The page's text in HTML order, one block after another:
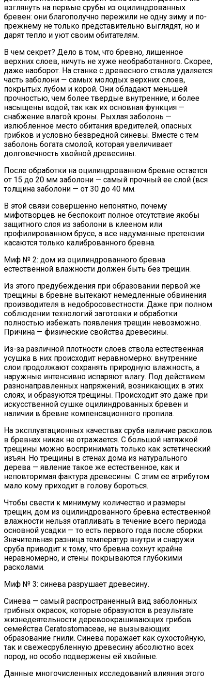
взглянуть на первые срубы из оцилиндрованных
бревен: они благополучно пережили не одну зиму и по-
прежнему не только представительно выглядят, но и
дарят тепло и уют своим обитателям.
В чем секрет? Дело в том, что бревно, лишенное
верхних слоев, ничуть не хуже необработанного. Скорее,
даже наоборот. На станке с древесного ствола удаляется
часть заболони — самых молодых верхних слоев,
покрытых лубом и корой. Они обладают меньшей
прочностью, чем более твердые внутренние, и более
насыщены водой, так как их основная функция —
снабжение влагой кроны. Рыхлая заболонь —
излюбленное место обитания вредителей, опасных
грибков и условно безвредной синевы. Вместе с тем
заболонь богата смолой, которая увеличивает
долговечность хвойной древесины.
После обработки на оцилиндрованном бревне остается
от 15 до 20 мм заболони — самый прочный ее слой (вся
толщина заболони — от 30 до 40 мм.
В этой связи совершенно непонятно, почему
мифотворцев не беспокоит полное отсутствие якобы
защитного слоя из заболони в клееном или
профилированном брусе, а все надуманные претензии
касаются только калиброванного бревна.
Миф № 2: дом из оцилиндрованного бревна
естественной влажности должен быть без трещин.
Из этого предубеждения при образовании первой же
трещины в бревне вытекают немедленные обвинения
производителя в недобросовестности. Даже при полном
соблюдении технологий заготовки и обработки
полностью избежать появления трещин невозможно.
Причина — физические свойства древесины.
Из-за различной плотности слоев ствола естественная
усушка в них происходит неравномерно: внутренние
слои продолжают сохранять природную влажность, а
наружные интенсивно испаряют влагу. Под действием
разнонаправленных напряжений, возникающих в этих
слоях, и образуются трещины. Происходит это даже при
искусственной сушке оцилиндрованных бревен и
наличии в бревне компенсационного пропила.
На эксплуатационных качествах сруба наличие расколов
в бревнах никак не отражается. С большой натяжкой
трещины можно воспринимать только как эстетический
изъян. Но трещины в стенах дома из натурального
дерева — явление такое же естественное, как и
неповторимая фактура древесины. С этим ее атрибутом
мало кому приходит в голову бороться.
Чтобы свести к минимуму количество и размеры
трещин, дом из оцилиндрованного бревна естественной
влажности нельзя отапливать в течение всего периода
основной усадки — то есть первого года после сборки.
Значительная разница температур внутри и снаружи
сруба приводит к тому, что бревна сохнут крайне
неравномерно, и стены покрываются глубокими
расколами.
Миф № 3: синева разрушает древесину.
Синева — самый распространенный вид заболонных
грибных окрасок, которые образуются в результате
жизнедеятельности деревоокрашивающих грибов
семейства Ceratostomaceae, не вызывающих
образование гнили. Синева поражает как сухостойную,
так и свежесрубленную древесину абсолютно всех
пород, но особо подвержены ей хвойные.
Данные многочисленных исследований влияния этого